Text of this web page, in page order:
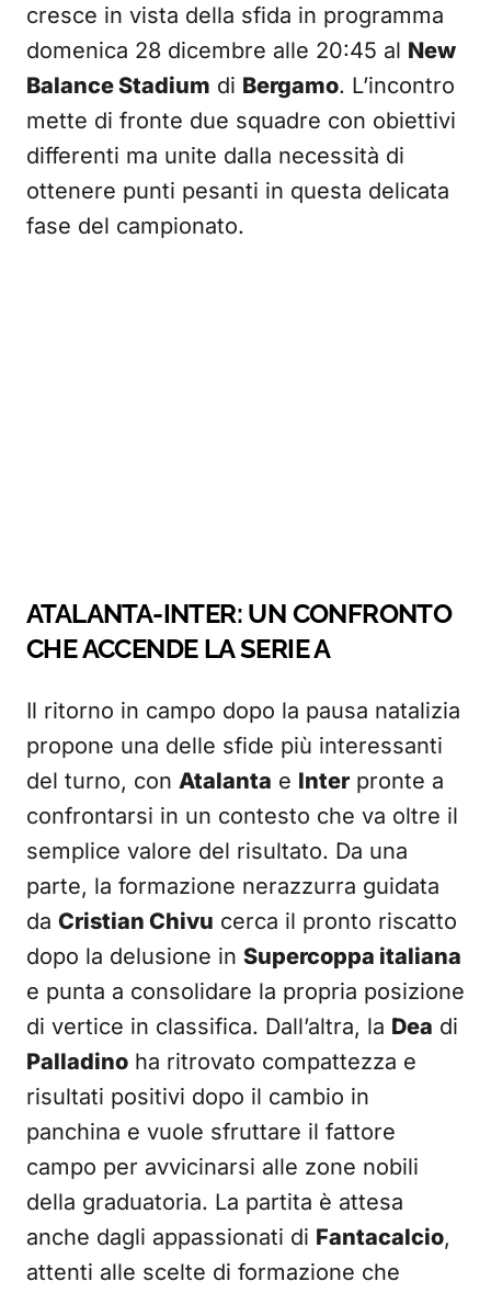
cresce in vista della sfida in programma
domenica 28 dicembre alle 20:45 al New
Balance Stadium di Bergamo. L’incontro
mette di fronte due squadre con obiettivi
differenti ma unite dalla necessità di
ottenere punti pesanti in questa delicata
fase del campionato.
ATALANTA-INTER: UN CONFRONTO
CHE ACCENDE LA SERIE A
Il ritorno in campo dopo la pausa natalizia
propone una delle sfide più interessanti
del turno, con Atalanta e Inter pronte a
confrontarsi in un contesto che va oltre il
semplice valore del risultato. Da una
parte, la formazione nerazzurra guidata
da Cristian Chivu cerca il pronto riscatto
dopo la delusione in Supercoppa italiana
e punta a consolidare la propria posizione
di vertice in classifica. Dall’altra, la Dea di
Palladino ha ritrovato compattezza e
risultati positivi dopo il cambio in
panchina e vuole sfruttare il fattore
campo per avvicinarsi alle zone nobili
della graduatoria. La partita è attesa
anche dagli appassionati di Fantacalcio,
attenti alle scelte di formazione che